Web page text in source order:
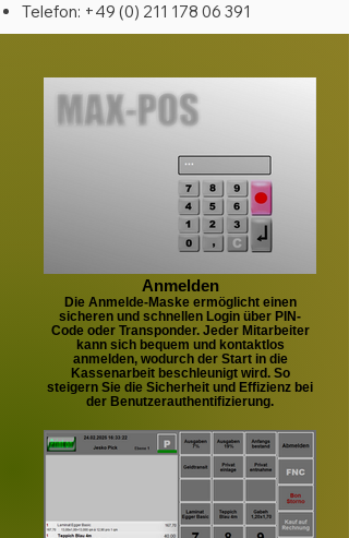
Telefon: +49 (0) 211 178 06 391
Anmelden
Die Anmelde-Maske ermöglicht einen
sicheren und schnellen Login über PIN-
Code oder Transponder. Jeder Mitarbeiter
kann sich bequem und kontaktlos
anmelden, wodurch der Start in die
Kassenarbeit beschleunigt wird. So
steigern Sie die Sicherheit und Effizienz bei
der Benutzerauthentifizierung.